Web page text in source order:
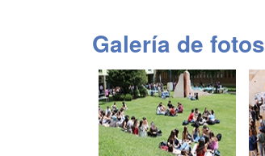
Galería de fotos